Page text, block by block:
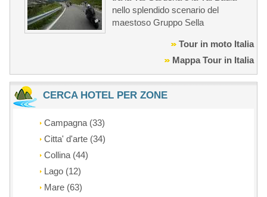
nello splendido scenario del
maestoso Gruppo Sella
Tour in moto Italia
Mappa Tour in Italia
CERCA HOTEL PER ZONE
Campagna (33)
Citta' d'arte (34)
Collina (44)
Lago (12)
Mare (63)